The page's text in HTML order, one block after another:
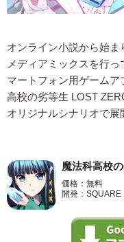
オンライン小説から始
メディアミックスを行
マートフォン用ゲーム
高校の劣等生 LOST
オリジナルシナリオで展
魔法科高校
価格：無料
開発：SQUARE